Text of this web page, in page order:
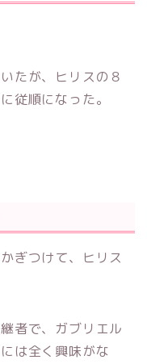
たが、ヒリスの８
従順になった。
ぎつけて、ヒリス
者で、ガブリエル
は全く興味がな